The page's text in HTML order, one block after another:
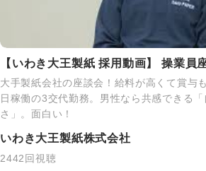
【いわき大王製紙 採用動画】 操業員
大手製紙会社の座談会！給料が高くて賞与
日稼働の3交代勤務。男性なら共感できる
さ」。面白い！
いわき大王製紙株式会社
2442回視聴